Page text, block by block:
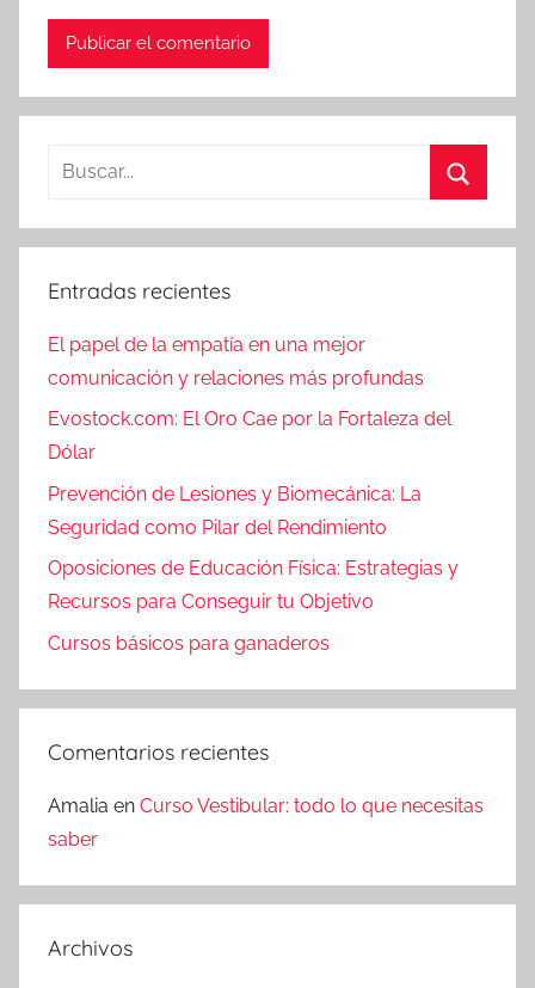
Entradas recientes
El papel de la empatía en una mejor
comunicación y relaciones más profundas
Evostock.com: El Oro Cae por la Fortaleza del
Dólar
Prevención de Lesiones y Biomecánica: La
Seguridad como Pilar del Rendimiento
Oposiciones de Educación Física: Estrategias y
Recursos para Conseguir tu Objetivo
Cursos básicos para ganaderos
Comentarios recientes
Amalia en Curso Vestibular: todo lo que necesitas
saber
Archivos